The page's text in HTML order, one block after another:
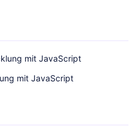
mit JavaScript
mit JavaScript